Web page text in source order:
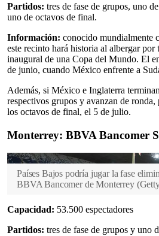
Partidos: tres de fase de grupos, uno
uno de octavos de final.
Información: conocido mundialmente
este recinto hará historia al albergar por
inaugural de una Copa del Mundo. El
de junio, cuando México enfrente a
Además, si México e Inglaterra
respectivos grupos y avanzan de
los octavos de final, el 5 de julio.
Monterrey: BBVA Bancomer
Países Bajos podría jugar la fase
BBVA Bancomer de Monterrey (
Capacidad: 53.500 espectadores
Partidos: tres de fase de grupos y uno